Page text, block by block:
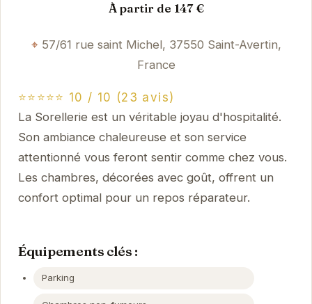
À partir de 147 €
57/61 rue saint Michel, 37550 Saint-Avertin,
France
⭐⭐⭐⭐⭐ 10 / 10 (23 avis)
La Sorellerie est un véritable joyau d'hospitalité.
Son ambiance chaleureuse et son service
attentionné vous feront sentir comme chez vous.
Les chambres, décorées avec goût, offrent un
confort optimal pour un repos réparateur.
Équipements clés :
Parking